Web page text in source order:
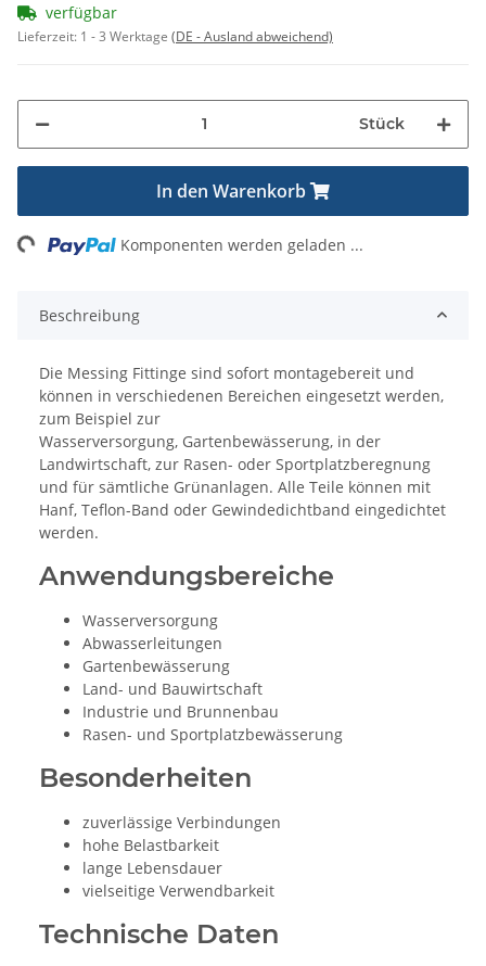
verfügbar
Lieferzeit: 1 - 3 Werktage (DE - Ausland abweichend)
Stück
In den Warenkorb
Komponenten werden geladen ...
Beschreibung
Die Messing Fittinge sind sofort montagebereit und
können in verschiedenen Bereichen eingesetzt werden,
zum Beispiel zur
Wasserversorgung, Gartenbewässerung, in der
Landwirtschaft, zur Rasen- oder Sportplatzberegnung
und für sämtliche Grünanlagen. Alle Teile können mit
Hanf, Teflon-Band oder Gewindedichtband eingedichtet
werden.
Anwendungsbereiche
Wasserversorgung
Abwasserleitungen
Gartenbewässerung
Land- und Bauwirtschaft
Industrie und Brunnenbau
Rasen- und Sportplatzbewässerung
Besonderheiten
zuverlässige Verbindungen
hohe Belastbarkeit
lange Lebensdauer
vielseitige Verwendbarkeit
Technische Daten